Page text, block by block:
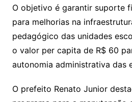
O objetivo é garantir suporte
para melhorias na
pedagógico das unidades
o valor per capita de R$ 60
autonomia administrativa das
O prefeito Renato Junior